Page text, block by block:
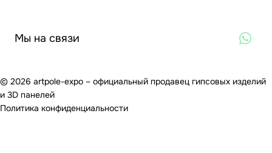
Мы на связи
© 2026 artpole-expo – официальный продавец гипсовых изделий
и 3D панелей
Политика конфиденциальности